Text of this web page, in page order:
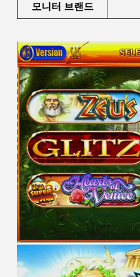
모니터 브랜드